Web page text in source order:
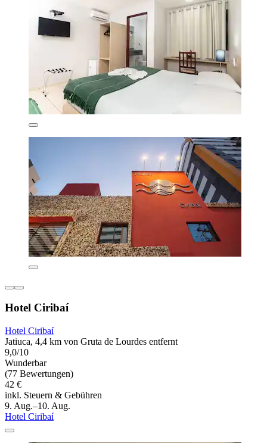
Hotel Ciribaí
Hotel Ciribaí
Jatiuca, 4,4 km von Gruta de Lourdes entfernt
9,0/10
Wunderbar
(77 Bewertungen)
42 €
inkl. Steuern & Gebühren
9. Aug.–10. Aug.
Hotel Ciribaí